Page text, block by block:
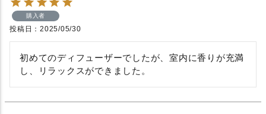
購入者
投稿日 2025/05/30
初めてのディフューザーでしたが、室内に香りが充満
し、リラックスができました。